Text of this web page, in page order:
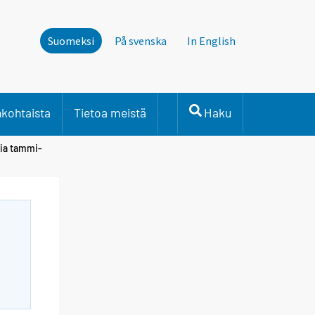
Suomeksi På svenska In English
Tietoa meistä Haku
tammi-